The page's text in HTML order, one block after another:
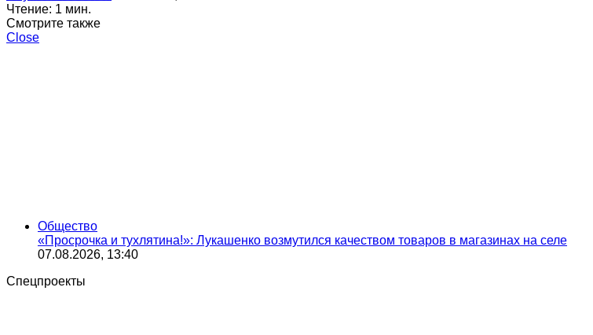
Чтение: 1 мин.
Смотрите также
Close
Общество
«Просрочка и тухлятина!»: Лукашенко возмутился качеством товаров в магазинах на селе
07.08.2026, 13:40
Спецпроекты